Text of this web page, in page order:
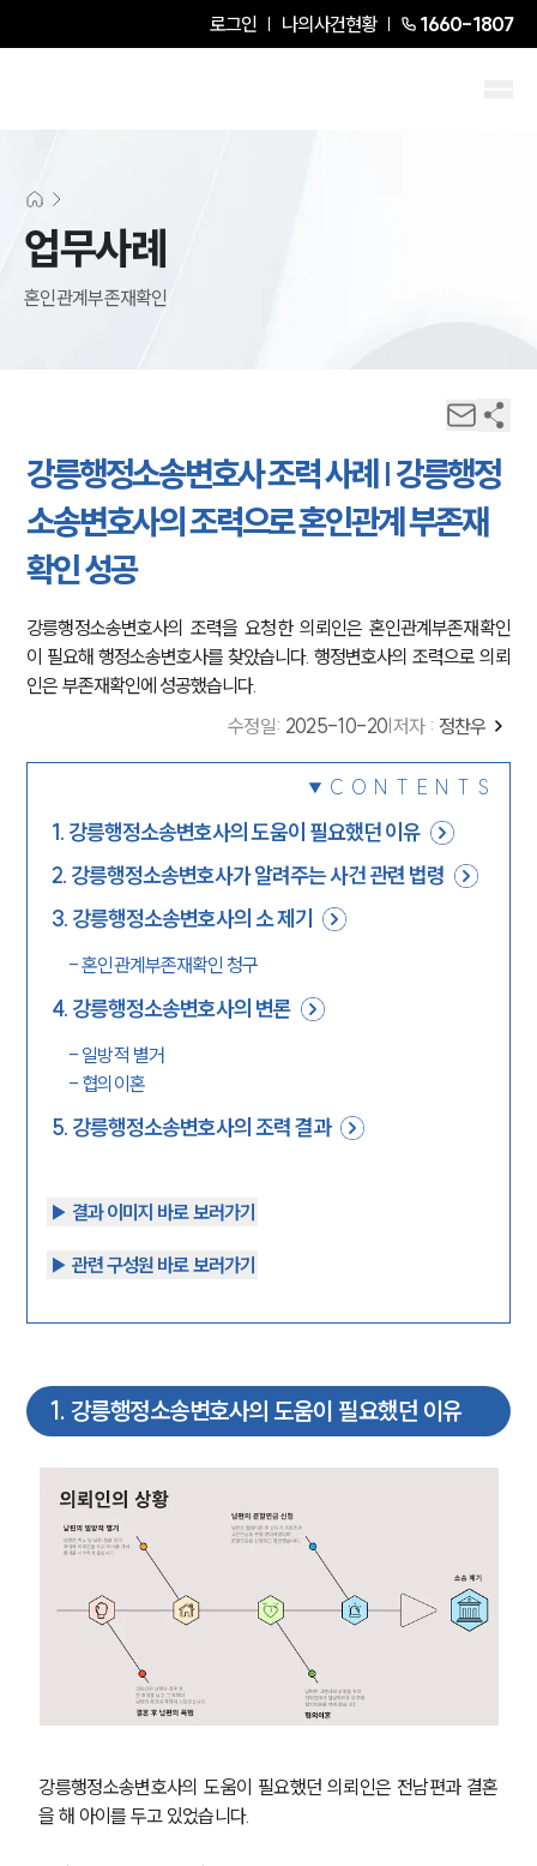
로그인 나의사건현황 1660-1807
업무사례
혼인관계부존재확인
강릉행정소송변호사 조력 사례 | 강릉행정
소송변호사의 조력으로 혼인관계 부존재
확인 성공
강릉행정소송변호사의 조력을 요청한 의뢰인은 혼인관계부존재확인
이 필요해 행정소송변호사를 찾았습니다. 행정변호사의 조력으로 의뢰
인은 부존재확인에 성공했습니다.
수정일: 2025-10-20 저자 : 정찬우
CONTENTS
1. 강릉행정소송변호사의 도움이 필요했던 이유
2. 강릉행정소송변호사가 알려주는 사건 관련 법령
3. 강릉행정소송변호사의 소 제기
-혼인관계부존재확인 청구
4. 강릉행정소송변호사의 변론
- 일방적 별거
- 협의이혼
5. 강릉행정소송변호사의 조력 결과
▶︎ 결과 이미지 바로 보러가기
▶︎ 관련 구성원 바로 보러가기
1. 강릉행정소송변호사의 도움이 필요했던 이유
강릉행정소송변호사의 도움이 필요했던 의뢰인은 전남편과 결혼
을 해 아이를 두고 있었습니다.